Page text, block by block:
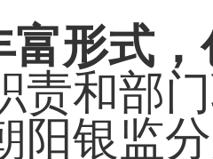
富形式
责和部
阳银监